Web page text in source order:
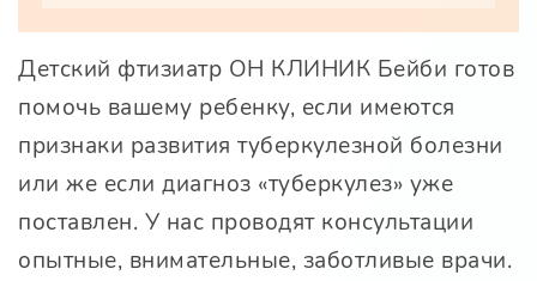
Детский фтизиатр ОН КЛИНИК Бейби готов
помочь вашему ребенку, если имеются
признаки развития туберкулезной болезни
или же если диагноз «туберкулез» уже
поставлен. У нас проводят консультации
опытные, внимательные, заботливые врачи.